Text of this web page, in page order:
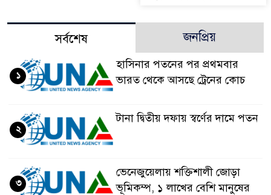
সর্বশেষ জনপ্রিয়
হাসিনার পতনের পর প্রথমবার
ভারত থেকে আসছে ট্রেনের কোচ
১
টানা দ্বিতীয় দফায় স্বর্ণের দামে পতন
২
ভেনেজুয়েলায় শক্তিশালী জোড়া
ভূমিকম্প, ১ লাখের বেশি মানুষের
৩